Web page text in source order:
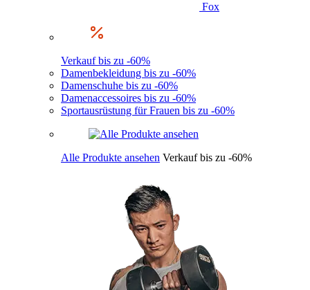
Fox
Verkauf bis zu -60%
Damenbekleidung bis zu -60%
Damenschuhe bis zu -60%
Damenaccessoires bis zu -60%
Sportausrüstung für Frauen bis zu -60%
Alle Produkte ansehen Verkauf bis zu -60%